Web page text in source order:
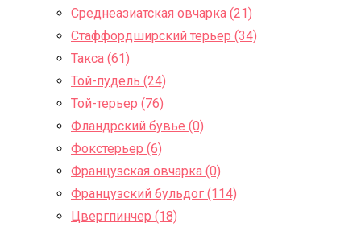
Среднеазиатская овчарка (21)
Стаффордширский терьер (34)
Такса (61)
Той-пудель (24)
Той-терьер (76)
Фландрский бувье (0)
Фокстерьер (6)
Французская овчарка (0)
Французский бульдог (114)
Цвергпинчер (18)